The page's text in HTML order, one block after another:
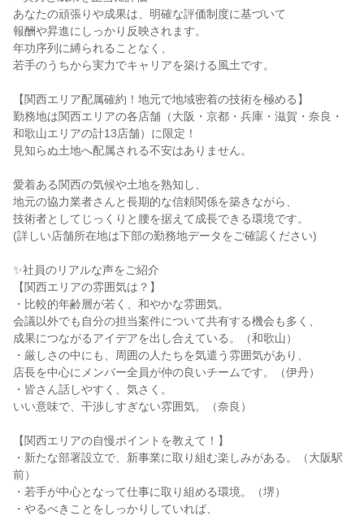
あなたの頑張りや成果は、明確な評価制度に基づいて
報酬や昇進にしっかり反映されます。
年功序列に縛られることなく、
若手のうちから実力でキャリアを築ける風土です。
【関西エリア配属確約！地元で地域密着の技術を極める】
勤務地は関西エリアの各店舗（大阪・京都・兵庫・滋賀・奈良・
和歌山エリアの計13店舗）に限定！
見知らぬ土地へ配属される不安はありません。
愛着ある関西の気候や土地を熟知し、
地元の協力業者さんと長期的な信頼関係を築きながら、
技術者としてじっくりと腰を据えて成長できる環境です。
(詳しい店舗所在地は下部の勤務地データをご確認ください)
✨社員のリアルな声をご紹介
【関西エリアの雰囲気は？】
・比較的年齢層が若く、和やかな雰囲気。
会議以外でも自分の担当案件について共有する機会も多く、
成果につながるアイデアを出し合えている。（和歌山）
・厳しさの中にも、周囲の人たちを気遣う雰囲気があり、
店長を中心にメンバー全員が仲の良いチームです。（伊丹）
・皆さん話しやすく、気さく。
いい意味で、干渉しすぎない雰囲気。（奈良）
【関西エリアの自慢ポイントを教えて！】
・新たな部署設立で、新事業に取り組む楽しみがある。（大阪駅
前）
・若手が中心となって仕事に取り組める環境。（堺）
・やるべきことをしっかりしていれば、